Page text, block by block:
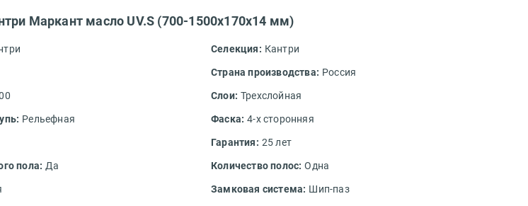
Маркант масло UV.S (700-1500x170x14 мм)
Рельефная
пола: Да
Селекция: Кантри
Страна производства: Россия
Слои: Трехслойная
Фаска: 4-х сторонняя
Гарантия: 25 лет
Количество полос: Одна
Замковая система: Шип-паз